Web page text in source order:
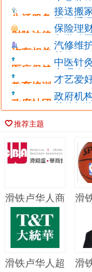
家具装
车道铲
接送搬
网络通讯
生活服务
保险理
留学移民
财险法律
汽修维
其他
汽车相关
中医针
心理咨
医疗保健
才艺爱
教育培训
政府机
政府社团
推荐主题
滑铁卢华人商
业协会
滑
滑铁卢华人超
滑